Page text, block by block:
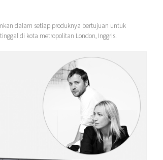
dalam setiap produknya bertujuan untuk
di kota metropolitan London, Inggris.